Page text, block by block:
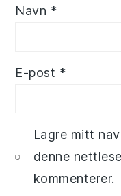
Navn *
E-post *
Lagre mitt
denne
kommenterer.